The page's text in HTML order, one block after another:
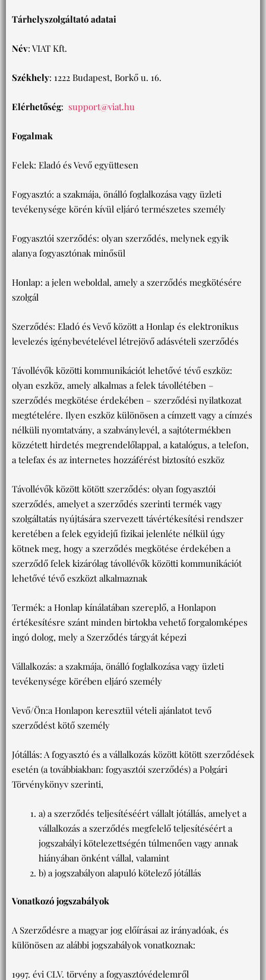
Tárhelyszolgáltató adatai
Név: VIAT Kft.
Székhely: 1222 Budapest, Borkő u. 16.
Elérhetőség: support@viat.hu
Fogalmak
Felek: Eladó és Vevő együttesen
Fogyasztó: a szakmája, önálló foglalkozása vagy üzleti
tevékenysége körén kívül eljáró természetes személy
Fogyasztói szerződés: olyan szerződés, melynek egyik
alanya fogyasztónak minősül
Honlap: a jelen weboldal, amely a szerződés megkötésére
szolgál
Szerződés: Eladó és Vevő között a Honlap és elektronikus
levelezés igénybevételével létrejövő adásvételi szerződés
Távollévők közötti kommunikációt lehetővé tévő eszköz:
olyan eszköz, amely alkalmas a felek távollétében –
szerződés megkötése érdekében – szerződési nyilatkozat
megtételére. Ilyen eszköz különösen a címzett vagy a címzés
nélküli nyomtatvány, a szabványlevél, a sajtótermékben
közzétett hirdetés megrendelőlappal, a katalógus, a telefon,
a telefax és az internetes hozzáférést biztosító eszköz
Távollévők között kötött szerződés: olyan fogyasztói
szerződés, amelyet a szerződés szerinti termék vagy
szolgáltatás nyújtására szervezett távértékesítési rendszer
keretében a felek egyidejű fizikai jelenléte nélkül úgy
kötnek meg, hogy a szerződés megkötése érdekében a
szerződő felek kizárólag távollévők közötti kommunikációt
lehetővé tévő eszközt alkalmaznak
Termék: a Honlap kínálatában szereplő, a Honlapon
értékesítésre szánt minden birtokba vehető forgalomképes
ingó dolog, mely a Szerződés tárgyát képezi
Vállalkozás: a szakmája, önálló foglalkozása vagy üzleti
tevékenysége körében eljáró személy
Vevő/Ön:a Honlapon keresztül vételi ajánlatot tevő
szerződést kötő személy
Jótállás: A fogyasztó és a vállalkozás között kötött szerződések
esetén (a továbbiakban: fogyasztói szerződés) a Polgári
Törvénykönyv szerinti,
a) a szerződés teljesítéséért vállalt jótállás, amelyet a
vállalkozás a szerződés megfelelő teljesítéséért a
jogszabályi kötelezettségén túlmenően vagy annak
hiányában önként vállal, valamint
b) a jogszabályon alapuló kötelező jótállás
Vonatkozó jogszabályok
A Szerződésre a magyar jog előírásai az irányadóak, és
különösen az alábbi jogszabályok vonatkoznak:
1997. évi CLV. törvény a fogyasztóvédelemről